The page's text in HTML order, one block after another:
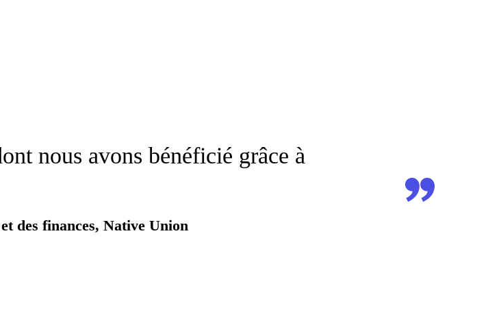
nous avons bénéficié grâce à
des finances, Native Union